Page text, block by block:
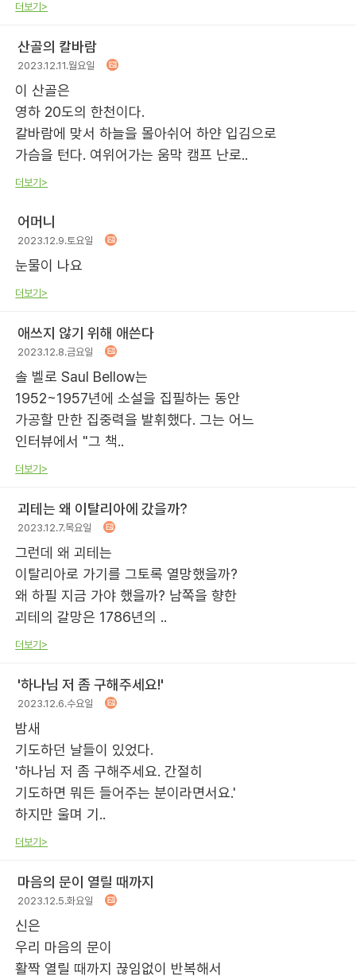
더보기>
산골의 칼바람
2023.12.11.월요일
이 산골은
영하 20도의 한천이다.
칼바람에 맞서 하늘을 몰아쉬어 하얀 입김으로
가슴을 턴다. 여위어가는 움막 캠프 난로..
더보기>
어머니
2023.12.9.토요일
눈물이 나요
더보기>
애쓰지 않기 위해 애쓴다
2023.12.8.금요일
솔 벨로 Saul Bellow는
1952~1957년에 소설을 집필하는 동안
가공할 만한 집중력을 발휘했다. 그는 어느
인터뷰에서 "그 책..
더보기>
괴테는 왜 이탈리아에 갔을까?
2023.12.7.목요일
그런데 왜 괴테는
이탈리아로 가기를 그토록 열망했을까?
왜 하필 지금 가야 했을까? 남쪽을 향한
괴테의 갈망은 1786년의 ..
더보기>
'하나님 저 좀 구해주세요!'
2023.12.6.수요일
밤새
기도하던 날들이 있었다.
'하나님 저 좀 구해주세요. 간절히
기도하면 뭐든 들어주는 분이라면서요.'
하지만 울며 기..
더보기>
마음의 문이 열릴 때까지
2023.12.5.화요일
신은
우리 마음의 문이
활짝 열릴 때까지 끊임없이 반복해서